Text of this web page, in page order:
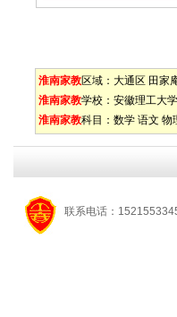
淮南家教区域： 大通区 田家
淮南家教学校： 安徽理工大
淮南家教科目： 数学 语文 物
联系电话：